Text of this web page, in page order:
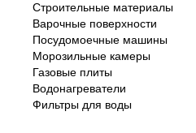
Строительные материалы
Варочные поверхности
Посудомоечные машины
Морозильные камеры
Газовые плиты
Водонагреватели
Фильтры для воды